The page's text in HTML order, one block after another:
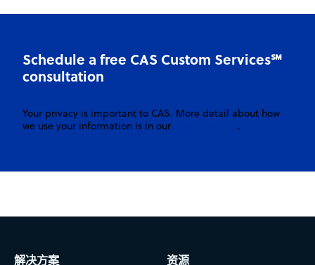
Schedule a free CAS Custom Services℠
consultation
Your privacy is important to CAS. More detail about how
we use your information is in our
.
解决方案 资源